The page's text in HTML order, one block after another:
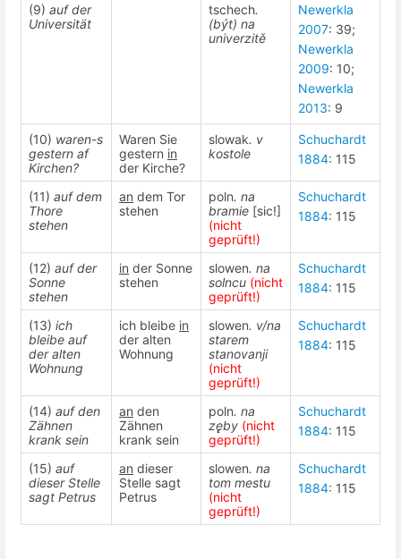
(9) auf der
Universität
tschech.
(být) na
univerzitě
Newerkla
2007: 39;
Newerkla
2009: 10;
Newerkla
2013: 9
(10) waren-s
gestern af
Kirchen?
Waren Sie
gestern in
der Kirche?
slowak. v
kostole
Schuchardt
1884: 115
(11) auf dem
Thore
stehen
an dem Tor
stehen
poln. na
bramie [sic!]
(nicht
geprüft!)
Schuchardt
1884: 115
(12) auf der
Sonne
stehen
in der Sonne
stehen
slowen. na
solncu (nicht
geprüft!)
Schuchardt
1884: 115
(13) ich
bleibe auf
der alten
Wohnung
ich bleibe in
der alten
Wohnung
slowen. v/na
starem
stanovanji
(nicht
geprüft!)
Schuchardt
1884: 115
(14) auf den
Zähnen
krank sein
an den
Zähnen
krank sein
poln. na
zę̨by (nicht
geprüft!)
Schuchardt
1884: 115
(15) auf
dieser Stelle
sagt Petrus
an dieser
Stelle sagt
Petrus
slowen. na
tom mestu
(nicht
geprüft!)
Schuchardt
1884: 115